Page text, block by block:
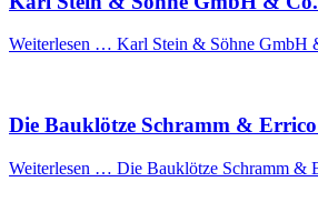
Weiterlesen … Karl Stein & Söhne GmbH
Die Bauklötze Schramm &
Weiterlesen … Die Bauklötze Schramm &